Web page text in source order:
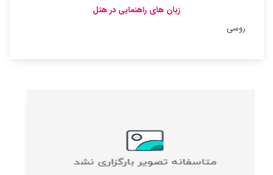
زبان های راهنمایی در هتل
روسی